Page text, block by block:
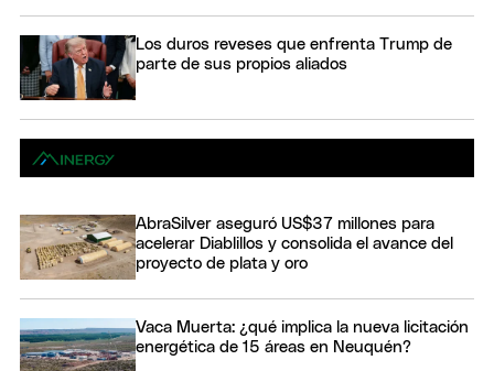
Los duros reveses que enfrenta Trump de
parte de sus propios aliados
AbraSilver aseguró US$37 millones para
acelerar Diablillos y consolida el avance del
proyecto de plata y oro
Vaca Muerta: ¿qué implica la nueva licitación
energética de 15 áreas en Neuquén?